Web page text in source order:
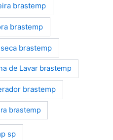
brastemp
brastemp
brastemp
de Lavar brastemp
brastemp
brastemp
sp